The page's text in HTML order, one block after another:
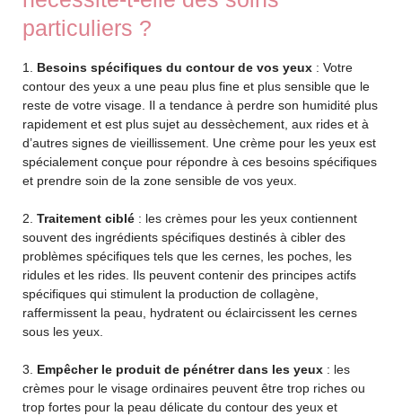
particuliers ?
1. Besoins spécifiques du contour de vos yeux: Votre
contour des yeux a une peau plus fine et plus sensible que le
reste de votre visage. Il a tendance à perdre son humidité plus
rapidement et est plus sujet au dessèchement, aux rides et à
d’autres signes de vieillissement. Une crème pour les yeux est
spécialement conçue pour répondre à ces besoins spécifiques
et prendre soin de la zone sensible de vos yeux.
2. Traitement ciblé: les crèmes pour les yeux contiennent
souvent des ingrédients spécifiques destinés à cibler des
problèmes spécifiques tels que les cernes, les poches, les
ridules et les rides. Ils peuvent contenir des principes actifs
spécifiques qui stimulent la production de collagène,
raffermissent la peau, hydratent ou éclaircissent les cernes
sous les yeux.
3. Empêcher le produit de pénétrer dans les yeux: les
crèmes pour le visage ordinaires peuvent être trop riches ou
trop fortes pour la peau délicate du contour des yeux et